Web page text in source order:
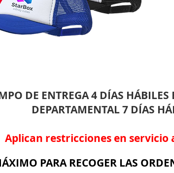
DE ENTREGA 4 DÍAS HÁBILES
DEPARTAMENTAL 7 DÍAS
Aplican restricciones en servicio
PARA RECOGER LAS